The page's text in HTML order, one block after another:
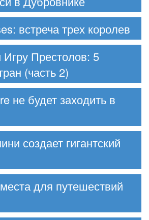
встреча трех королев
Престолов: 5
(часть 2)
не будет заходить в
создает гигантский
для путешествий